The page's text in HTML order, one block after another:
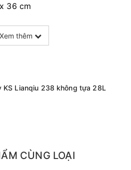
36 cm
kèm phụ kiện) - 6.5kg (kèm
bát mồi + 1 khay mồi nam
Xem thêm
KS Lianqiu 238 không tựa 28L
CÙNG LOẠI